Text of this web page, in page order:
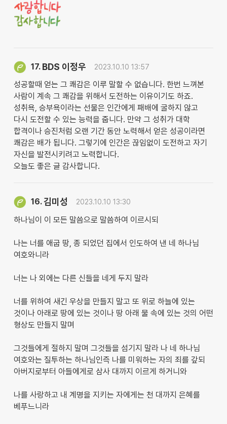
17. BDS 이정우 2023.10.10 13:57
성공할때 얻는 그 쾌감은 이루 말할 수 없습니다. 한번 느껴본
사람이 계속 그 쾌감을 위해서 도전하는 이유이기도 하죠.
성취욕, 승부욕이라는 선물은 인간에게 패배에 굴하지 않고
다시 도전할 수 있는 능력을 줍니다. 만약 그 성취가 대학
합격이나 승진처럼 오랜 기간 동안 노력해서 얻은 성공이라면
쾌감은 배가 됩니다. 그렇기에 인간은 끊임없이 도전하고 자기
자신을 발전시키려고 노력합니다.
오늘도 좋은 글 감사합니다.
16.김미성 2023.10.10 13:30
하나님이 이 모든 말씀으로 말씀하여 이르시되
나는 너를 애굽 땅, 종 되었던 집에서 인도하여 낸 네 하나님
여호와니라
너는 나 외에는 다른 신들을 네게 두지 말라
너를 위하여 새긴 우상을 만들지 말고 또 위로 하늘에 있는
것이나 아래로 땅에 있는 것이나 땅 아래 물 속에 있는 것의 어떤
형상도 만들지 말며
그것들에게 절하지 말며 그것들을 섬기지 말라 나 네 하나님
여호와는 질투하는 하나님인즉 나를 미워하는 자의 죄를 갚되
아버지로부터 아들에게로 삼사 대까지 이르게 하거니와
나를 사랑하고 내 계명을 지키는 자에게는 천 대까지 은혜를
베푸느니라